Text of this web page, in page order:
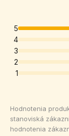
5
4
3
2
1
Hodnotenia
stanoviská
hodnotenia